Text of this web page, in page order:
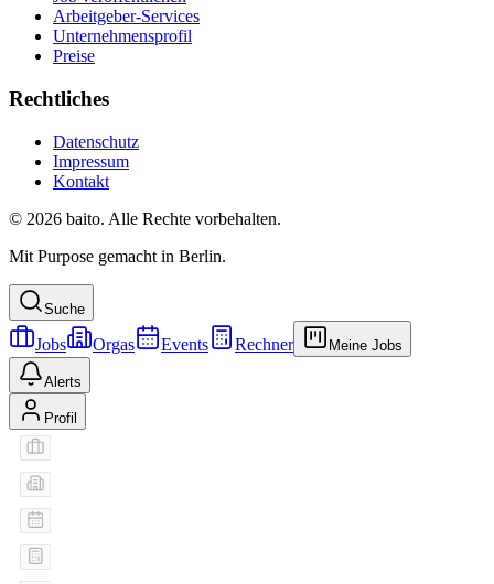
Arbeitgeber-Services
Unternehmensprofil
Preise
Rechtliches
Datenschutz
Impressum
Kontakt
© 2026 baito. Alle Rechte vorbehalten.
Mit Purpose gemacht in Berlin.
Suche
Jobs Orgas Events Rechner Meine Jobs
Alerts
Profil